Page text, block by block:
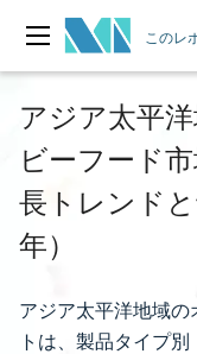
このレ
アジア太平
ビーフード
長トレンド
年）
アジア太平洋地域
トは、製品タイプ